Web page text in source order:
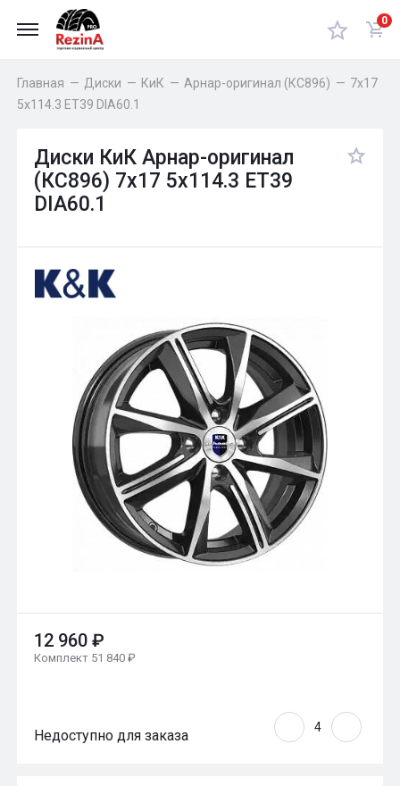
0
Главная — Диски — КиК — Арнар-оригинал (КС896) — 7x17
5x114.3 ET39 DIA60.1
Диски КиК Арнар-оригинал
(КС896) 7x17 5x114.3 ET39
DIA60.1
12 960 ₽
Комплект 51 840 ₽
Недоступно для заказа